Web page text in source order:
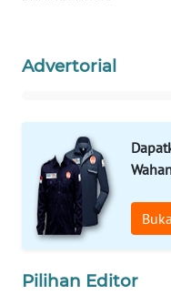
Advertorial
Pilihan Editor
ID
ID
MARTABAT
NET
PLN